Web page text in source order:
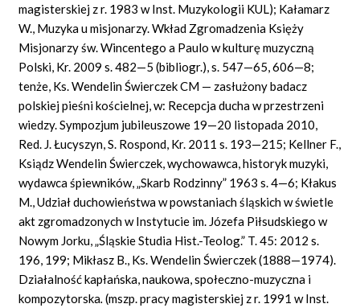
magisterskiej z r. 1983 w Inst. Muzykologii KUL); Kałamarz
W., Muzyka u misjonarzy. Wkład Zgromadzenia Księży
Misjonarzy św. Wincentego a Paulo w kulturę muzyczną
Polski, Kr. 2009 s. 482—5 (bibliogr.), s. 547—65, 606—8;
tenże, Ks. Wendelin Świerczek CM — zasłużony badacz
polskiej pieśni kościelnej, w: Recepcja ducha w przestrzeni
wiedzy. Sympozjum jubileuszowe 19—20 listopada 2010,
Red. J. Łucyszyn, S. Rospond, Kr. 2011 s. 193—215; Kellner F.,
Ksiądz Wendelin Świerczek, wychowawca, historyk muzyki,
wydawca śpiewników, „Skarb Rodzinny” 1963 s. 4—6; Kłakus
M., Udział duchowieństwa w powstaniach śląskich w świetle
akt zgromadzonych w Instytucie im. Józefa Piłsudskiego w
Nowym Jorku, „Śląskie Studia Hist.-Teolog.” T. 45: 2012 s.
196, 199; Mikłasz B., Ks. Wendelin Świerczek (1888—1974).
Działalność kapłańska, naukowa, społeczno-muzyczna i
kompozytorska.(mszp. pracy magisterskiej z r. 1991 w Inst.